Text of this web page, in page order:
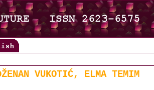
VUKOTIĆ, ELMA TEMIM